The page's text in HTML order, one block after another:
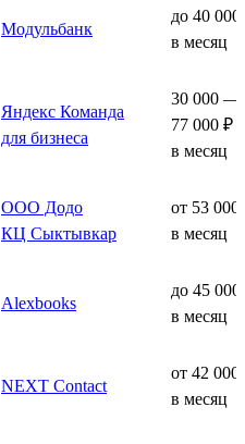
Модульбанк
до 40 000
в месяц
Яндекс Команда
для бизнеса
30 000 —
77 000 ₽
в месяц
ООО Додо
КЦ Сыктывкар
от 53 000
в месяц
Alexbooks
до 45 000
в месяц
NEXT Contact
от 42 000
в месяц